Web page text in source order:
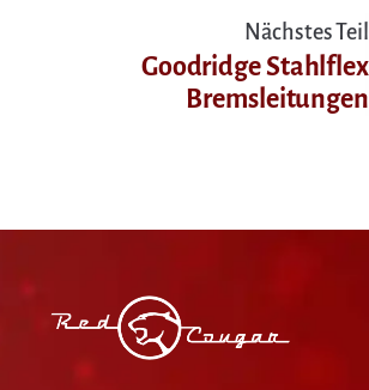
Nächstes Teil
Goodridge Stahlflex
Bremsleitungen